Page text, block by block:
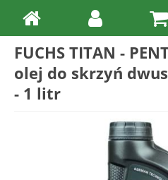
FUCHS TITAN -
olej do skrzyń
- 1 litr